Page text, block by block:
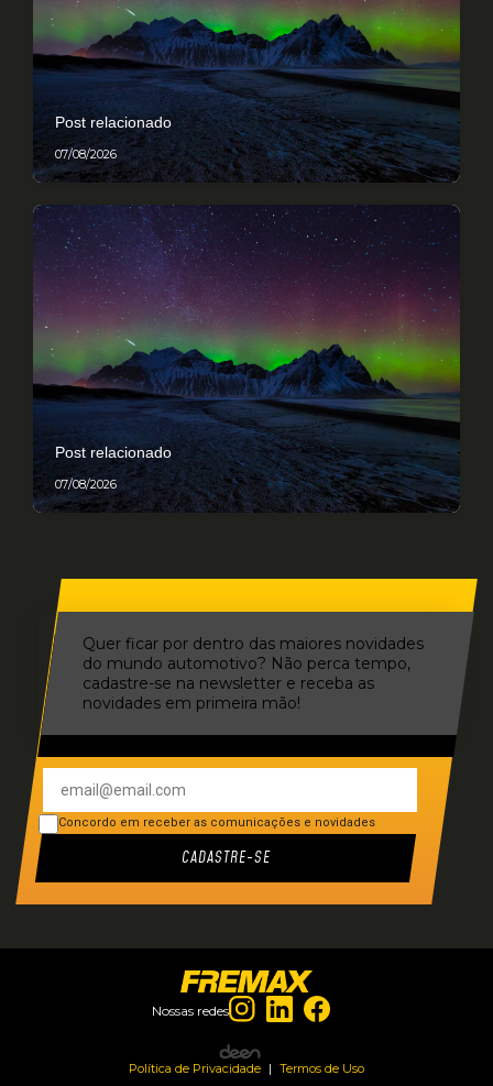
Post relacionado
07/08/2026
Post relacionado
07/08/2026
Quer ficar por dentro das maiores novidades
do mundo automotivo? Não perca tempo,
cadastre-se na newsletter e receba as
novidades em primeira mão!
Concordo em receber as comunicações e novidades
CADASTRE-SE
Política de Privacidade | Termos de Uso
Nossas redes